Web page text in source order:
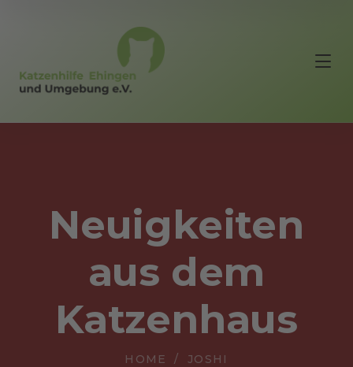
HOME JOSHI
Neuigkeiten
aus dem
Katzenhaus